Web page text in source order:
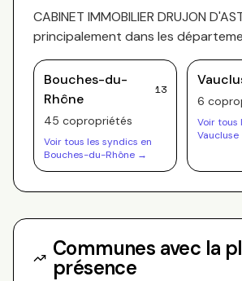
CABINET IMMOBILIER DRUJON
principalement dans les
Bouches-du-
Rhône
13
45 copropriétés
Voir tous les syndics en
Bouches-du-Rhône →
6
Voir tous
Vaucluse
Communes avec la
présence